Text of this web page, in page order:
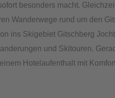
besonders macht.
Wanderwege rund um den
ins Skigebiet Gitschberg
und Skitouren.
Hotelaufenthalt mit